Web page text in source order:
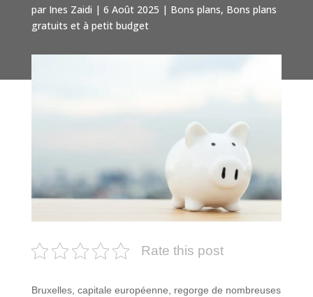
par Ines Zaidi | 6 Août 2025 | Bons plans, Bons plans
gratuits et à petit budget
Rate this post
Bruxelles, capitale européenne, regorge de nombreuses